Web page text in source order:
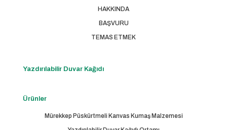
HAKKINDA
BAŞVURU
TEMAS ETMEK
Yazdırılabilir Duvar Kağıdı
Ürünler
Mürekkep Püskürtmeli Kanvas Kumaş Malzemesi